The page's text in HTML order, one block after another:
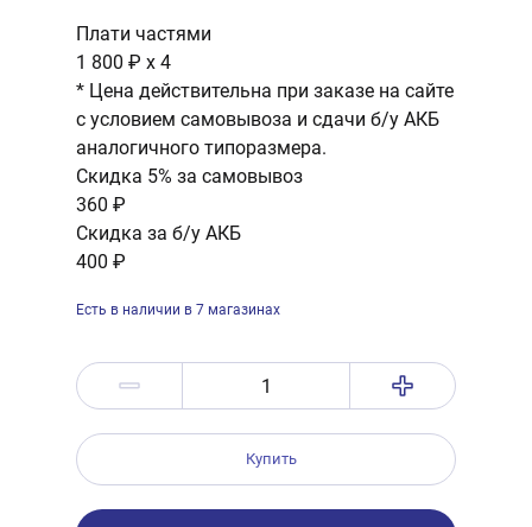
Плати частями
1 800 ₽ x 4
* Цена действительна при заказе на сайте
с условием самовывоза и сдачи б/у АКБ
аналогичного типоразмера.
Скидка 5% за самовывоз
360 ₽
Скидка за б/у АКБ
400 ₽
Есть в наличии в 7 магазинах
Купить